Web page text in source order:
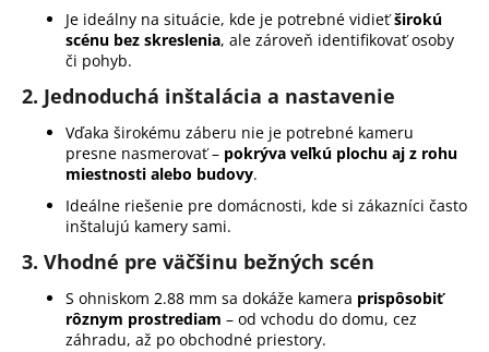
Je ideálny na situácie, kde je potrebné vidieťširokú
scénu bez skreslenia, ale zároveň identifikovať osoby
či pohyb.
2. Jednoduchá inštalácia a nastavenie
Vďaka širokému záberu nie je potrebné kameru
presne nasmerovať – pokrýva veľkú plochu aj z rohu
miestnosti alebo budovy.
Ideálne riešenie pre domácnosti, kde si zákazníci často
inštalujú kamery sami.
3. Vhodné pre väčšinu bežných scén
S ohniskom 2.88 mm sa dokáže kamera prispôsobiť
rôznym prostrediam – od vchodu do domu, cez
záhradu, až po obchodné priestory.